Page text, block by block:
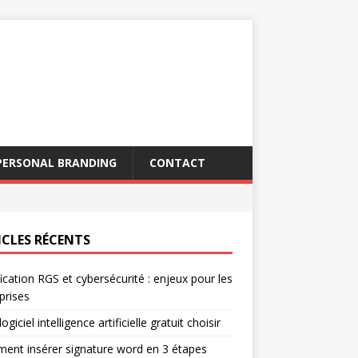
BRANDING CONTACT
RÉCENTS
RGS et cybersécurité : enjeux pour les
intelligence artificielle gratuit choisir
insérer signature word en 3 étapes